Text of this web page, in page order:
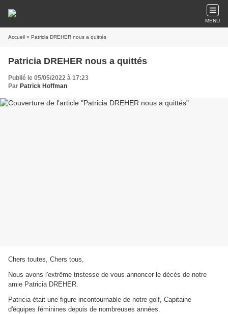
MENU
Accueil » Patricia DREHER nous a quittés
Patricia DREHER nous a quittés
Publié le 05/05/2022 à 17:23
Par Patrick Hoffman
Chers toutes, Chers tous,
Nous avons l'extrême tristesse de vous annoncer le décès de notre
amie Patricia DREHER.
Patricia était une figure incontournable de notre golf, Capitaine
d'équipes féminines depuis de nombreuses années.